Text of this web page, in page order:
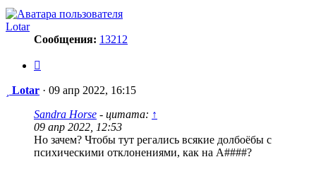
Lotar
Сообщения: 13212
Сообщение
Lotar · 09 апр 2022, 16:15
Sandra Horse - цитата: ↑
09 апр 2022, 12:53
Но зачем? Чтобы тут регались всякие долбоёбы с
психическими отклонениями, как на А####?